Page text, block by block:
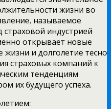
жизни во
называемое
страховой индустрией
открывает новые
и долголетие тесно
страховых компаний к
тенденциям
их будущего успеха.